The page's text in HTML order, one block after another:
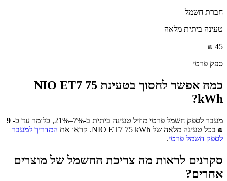
חברת חשמל
טעינה ביתית מלאה
45
₪
ספק פרטי
כמה אפשר לחסוך בטעינת NIO ET7 75
kWh
?
מעבר לספק חשמל פרטי מוזיל טעינה ביתית ב-7%–21%, כלומר עד כ-
9
₪ בכל טעינה מלאה של NIO ET7 75 kWh. קראו את המדריך למעבר
לספק חשמל פרטי.
סקרנים לראות מה צריכת החשמל של מוצרים
אחרים?